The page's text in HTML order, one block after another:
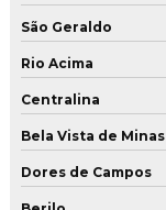
São Geraldo
Rio Acima
Centralina
Bela Vista de Minas
Dores de Campos